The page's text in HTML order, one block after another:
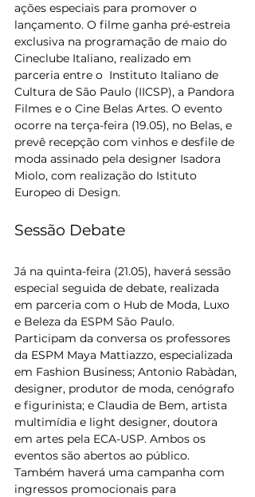
ações especiais para promover o
lançamento. O filme ganha pré-estreia
exclusiva na programação de maio do
Cineclube Italiano, realizado em
parceria entre o  Instituto Italiano de
Cultura de São Paulo (IICSP), a Pandora
Filmes e o Cine Belas Artes. O evento
ocorre na terça-feira (19.05), no Belas, e
prevê recepção com vinhos e desfile de
moda assinado pela designer Isadora
Miolo, com realização do Istituto
Europeo di Design.
Sessão Debate
Já na quinta-feira (21.05), haverá sessão
especial seguida de debate, realizada
em parceria com o Hub de Moda, Luxo
e Beleza da ESPM São Paulo.
Participam da conversa os professores
da ESPM Maya Mattiazzo, especializada
em Fashion Business; Antonio Rabàdan,
designer, produtor de moda, cenógrafo
e figurinista; e Claudia de Bem, artista
multimídia e light designer, doutora
em artes pela ECA-USP. Ambos os
eventos são abertos ao público.
Também haverá uma campanha com
ingressos promocionais para